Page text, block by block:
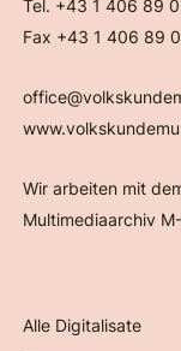
Tel. +43 1 406 89
Fax +43 1 406 89
Wir arbeiten mit
Multimediaarchiv
Alle Digitalisate